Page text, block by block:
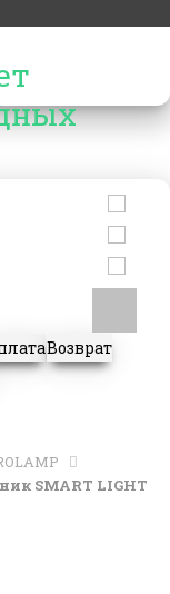
Возврат
SMART LIGHT